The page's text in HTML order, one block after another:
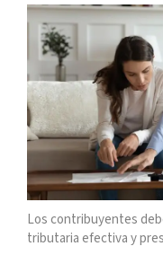
Los contribuyentes
tributaria efectiva y